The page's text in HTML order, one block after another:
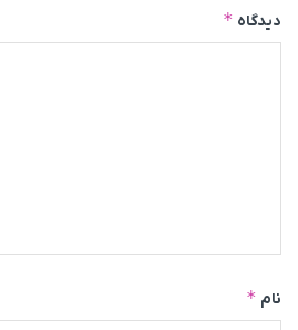
دیدگاه *
نام *